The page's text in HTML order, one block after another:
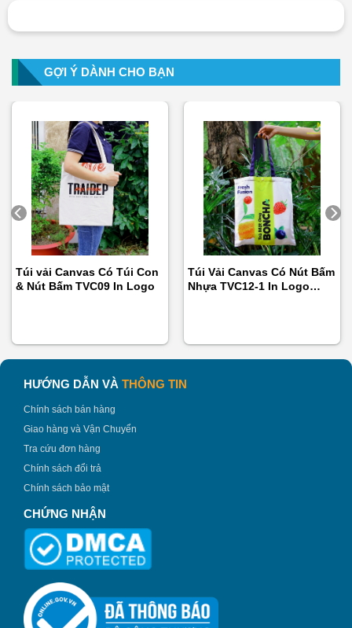
Kiểu dáng: Túi vải canvas dạng hộp và có túi con bên
trong
Chất liệu: Vải canvas
Mức chịu tải: Từ 5 đến 10 kg
Công nghệ in logo: In lụa, in chuyển nhiệt…
Túi Vải Canvas Dạng Hộp TVC06-4 In Logo Sping Up –
binhnuocteen.com
Túi vải Canvas mang phong cách năng động, cá tính, màu
sắc tươi mới, có thể mang đi học, đi làm, đi chơi hay du
GỢI Ý DÀNH CHO BẠN
Túi vải Canvas Có Túi Con
& Nút Bấm TVC09 In Logo
Túi Vải Canvas Có Nút Bấm
Nhựa TVC12-1 In Logo
HƯỚNG DẪN VÀ THÔNG TIN
Chính sách bán hàng
Giao hàng và Vận Chuyển
Tra cứu đơn hàng
Chính sách đổi trả
Chính sách bảo mật
CHỨNG NHẬN